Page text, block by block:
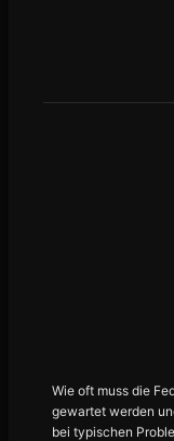
Wie oft muss die
gewartet werden
bei typischen